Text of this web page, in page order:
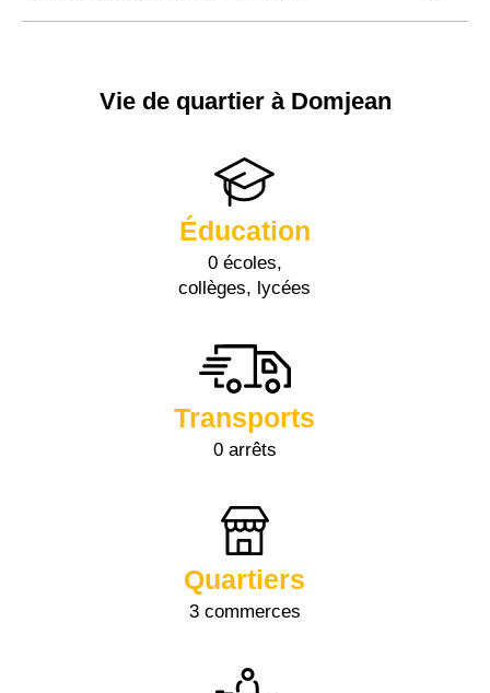
Vie de quartier à Domjean
Éducation
0 écoles,
collèges, lycées
Transports
0 arrêts
Quartiers
3 commerces